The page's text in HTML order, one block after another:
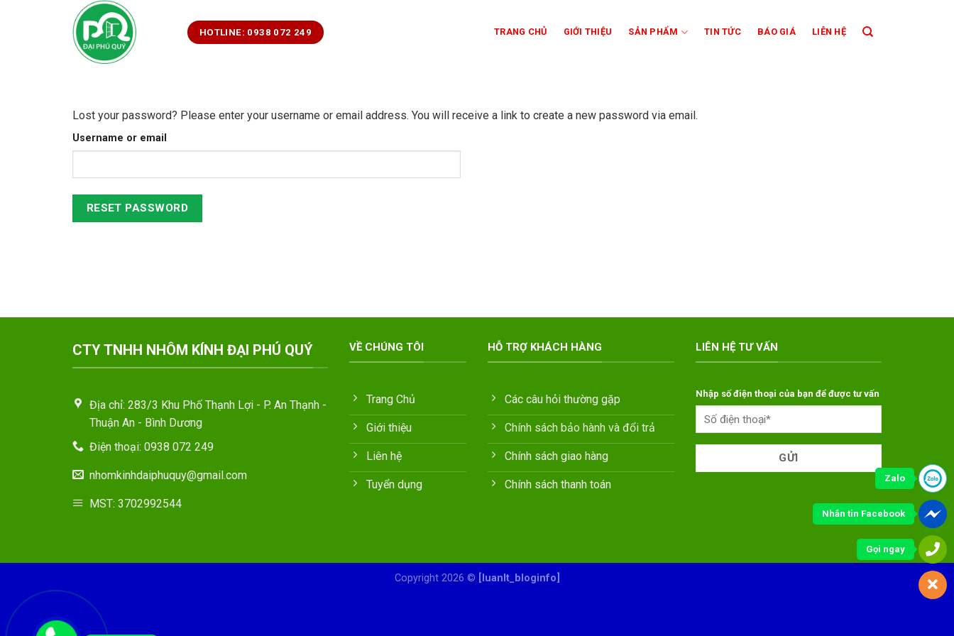
HOTLINE: 0938 072 249 TRANG CHỦ GIỚI THIỆU SẢN PHẨM TIN TỨC BÁO GIÁ LIÊN HỆ
Lost your password? Please enter your username or email address. You will receive a link to create a new password via email.
Username or email
RESET PASSWORD
CTY TNHH NHÔM KÍNH ĐẠI PHÚ QUÝ
Địa chỉ: 283/3 Khu Phố Thạnh Lợi - P. An Thạnh -
Thuận An - Bình Dương
Điện thoại: 0938 072 249
nhomkinhdaiphuquy@gmail.com
MST: 3702992544
VỀ CHÚNG TÔI
Trang Chủ
Giới thiệu
Liên hệ
Tuyển dụng
HỖ TRỢ KHÁCH HÀNG
Các câu hỏi thường gặp
Chính sách bảo hành và đổi trả
Chính sách giao hàng
Chính sách thanh toán
LIÊN HỆ TƯ VẤN
Nhập số điện thoại của bạn để được tư vấn
Copyright 2026 © [luanlt_bloginfo]
Zalo
Nhắn tin Facebook
Gọi ngay